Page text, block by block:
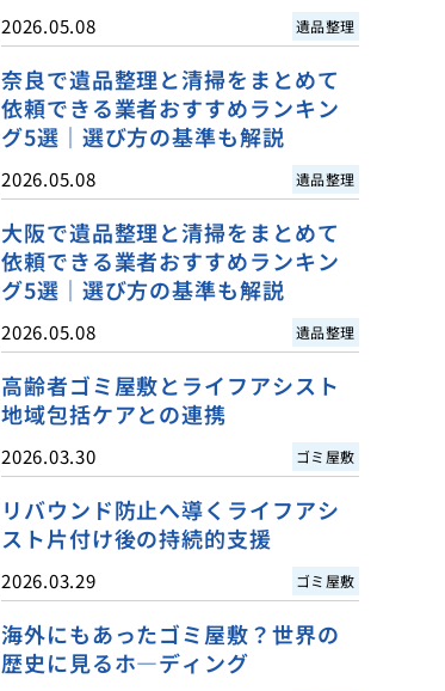
2026.05.08 遺品整理
奈良で遺品整理と清掃をまとめて
依頼できる業者おすすめランキン
グ5選｜選び方の基準も解説
2026.05.08 遺品整理
大阪で遺品整理と清掃をまとめて
依頼できる業者おすすめランキン
グ5選｜選び方の基準も解説
2026.05.08 遺品整理
高齢者ゴミ屋敷とライフアシスト
地域包括ケアとの連携
2026.03.30 ゴミ屋敷
リバウンド防止へ導くライフアシ
スト片付け後の持続的支援
2026.03.29 ゴミ屋敷
海外にもあったゴミ屋敷？世界の
歴史に見るホ―ディング